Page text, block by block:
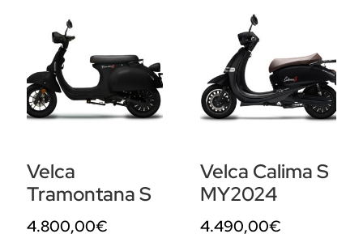
Velca
Tramontana S
4.800,00€
Velca Calima S
MY2024
4.490,00€